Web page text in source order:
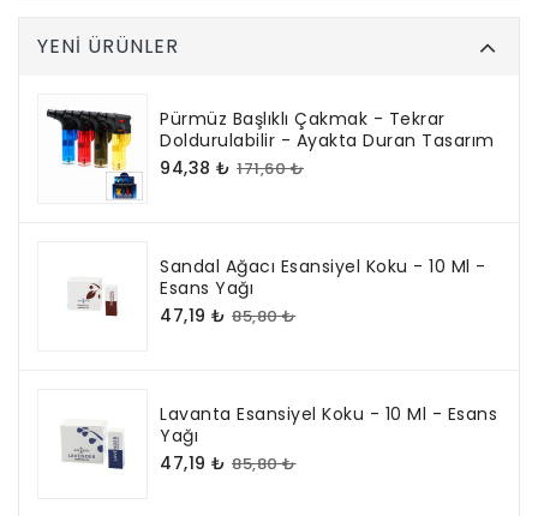
YENI ÜRÜNLER
Pürmüz Başlıklı Çakmak - Tekrar
Doldurulabilir - Ayakta Duran Tasarım
94,38 ₺ 171,60 ₺
Sandal Ağacı Esansiyel Koku - 10 Ml -
Esans Yağı
47,19 ₺ 85,80 ₺
Lavanta Esansiyel Koku - 10 Ml - Esans
Yağı
47,19 ₺ 85,80 ₺